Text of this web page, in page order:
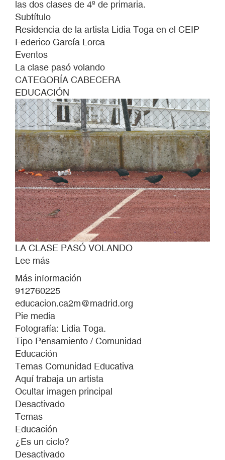
las dos clases de 4º de primaria.
Subtítulo
Residencia de la artista Lidia Toga en el CEIP
Federico García Lorca
Eventos
La clase pasó volando
CATEGORÍA CABECERA
EDUCACIÓN
LA CLASE PASÓ VOLANDO
Lee más
CLASE
PASÓ
Más información
912760225
educacion.ca2m@madrid.org
Pie media
Fotografía: Lidia Toga.
Tipo Pensamiento / Comunidad
Educación
Temas Comunidad Educativa
Aquí trabaja un artista
Ocultar imagen principal
Desactivado
Temas
Educación
¿Es un ciclo?
Desactivado